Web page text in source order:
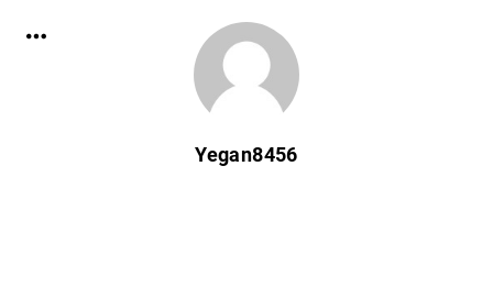
Yegan8456